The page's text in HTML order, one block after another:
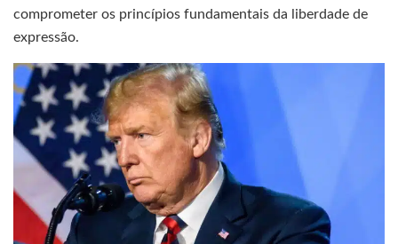
comprometer os princípios fundamentais da liberdade de
expressão.